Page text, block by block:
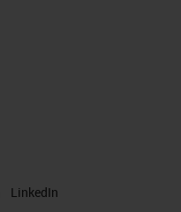
LinkedIn